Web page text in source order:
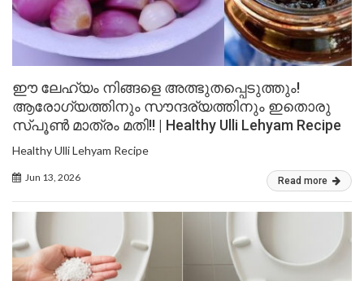
ഈ ലേഹ്യം നിങ്ങളെ അത്ഭുതപ്പെടുത്തും!
ആരോഗ്യത്തിനും സൗന്ദര്യത്തിനും ഇതൊരു
സ്പൂൺ മാത്രം മതി!! | Healthy Ulli Lehyam Recipe
Healthy Ulli Lehyam Recipe
Jun 13, 2026 Read more